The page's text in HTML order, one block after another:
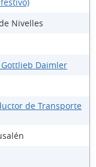
Nivelles
Daimler
de Transporte